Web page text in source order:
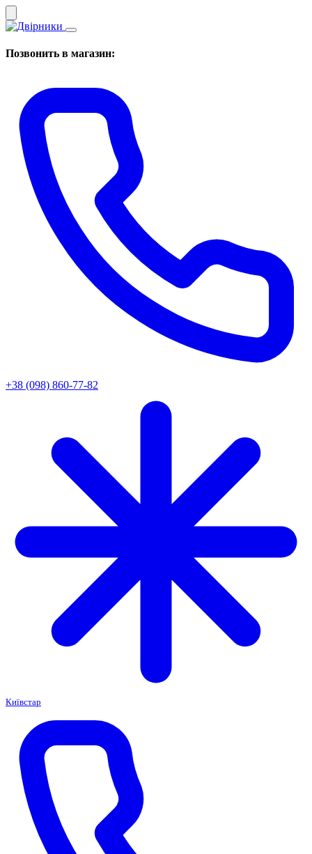
Позвонить в магазин:
+38 (098) 860-77-82
Київстар